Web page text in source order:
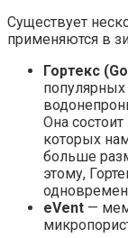
Существует
применяются в
Гортекс
Она
которых
больше
этому,
eVent —